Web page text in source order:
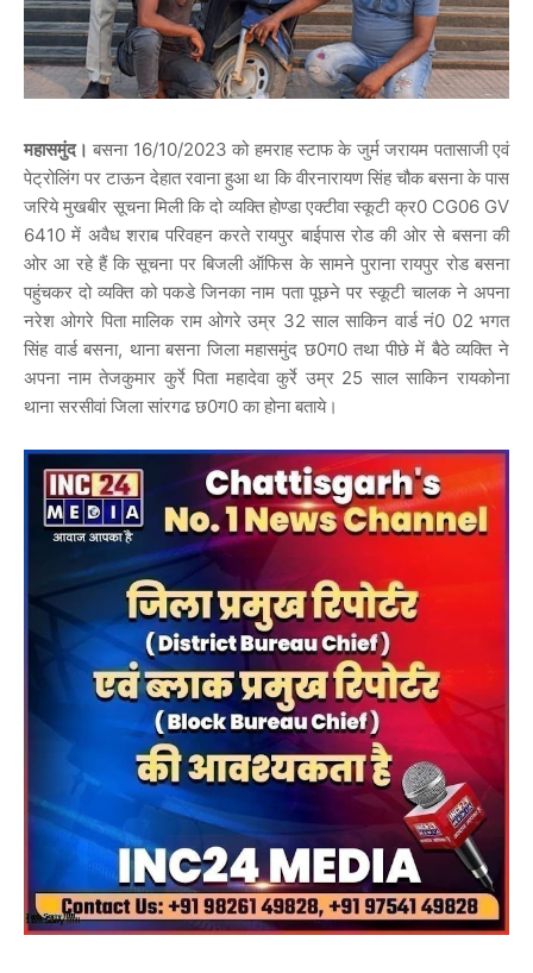
महासमुंद। बसना 16/10/2023 को हमराह स्टाफ के जुर्म जरायम पतासाजी एवं
पेट्रोलिंग पर टाऊन देहात रवाना हुआ था कि वीरनारायण सिंह चौक बसना के पास
जरिये मुखबीर सूचना मिली कि दो व्यक्ति होण्डा एक्टीवा स्कूटी क्र0 CG06 GV
6410 में अवैध शराब परिवहन करते रायपुर बाईपास रोड की ओर से बसना की
ओर आ रहे हैं कि सूचना पर बिजली ऑफिस के सामने पुराना रायपुर रोड बसना
पहुंचकर दो व्यक्ति को पकडे जिनका नाम पता पूछने पर स्कूटी चालक ने अपना
नरेश ओगरे पिता मालिक राम ओगरे उम्र 32 साल साकिन वार्ड नं0 02 भगत
सिंह वार्ड बसना, थाना बसना जिला महासमुंद छ0ग0 तथा पीछे में बैठे व्यक्ति ने
अपना नाम तेजकुमार कुर्रे पिता महादेवा कुर्रे उम्र 25 साल साकिन रायकोना
थाना सरसीवां जिला सांरगढ छ0ग0 का होना बताये।